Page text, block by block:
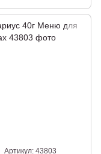
Артикул: 43803